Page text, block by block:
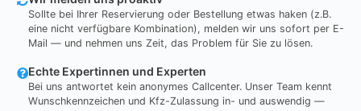
Sollte bei Ihrer Reservierung oder Bestellung etwas haken (z.B.
eine nicht verfügbare Kombination), melden wir uns sofort per E-
Mail — und nehmen uns Zeit, das Problem für Sie zu lösen.
Echte Expertinnen und Experten
Bei uns antwortet kein anonymes Callcenter. Unser Team kennt
Wunschkennzeichen und Kfz-Zulassung in- und auswendig —